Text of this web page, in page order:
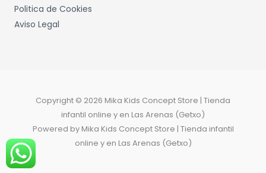
Politica de Cookies
Aviso Legal
Copyright © 2026 Mika Kids Concept Store | Tienda
infantil online y en Las Arenas (Getxo)
Powered by Mika Kids Concept Store | Tienda infantil
online y en Las Arenas (Getxo)